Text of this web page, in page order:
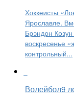
Хоккеисты
Ярославле.
Брэндон
воскресенье
контрольный...
Волейбол9